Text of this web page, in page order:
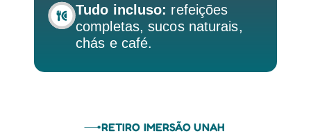
Tudo incluso: refeições
completas, sucos naturais,
chás e café.
RETIRO IMERSÃO UNAH